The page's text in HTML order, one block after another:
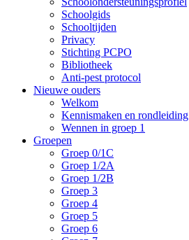
Schoolgids
Schooltijden
Privacy
Stichting PCPO
Bibliotheek
Anti-pest protocol
Nieuwe ouders
Welkom
Kennismaken en rondleiding
Wennen in groep 1
Groepen
Groep 0/1C
Groep 1/2A
Groep 1/2B
Groep 3
Groep 4
Groep 5
Groep 6